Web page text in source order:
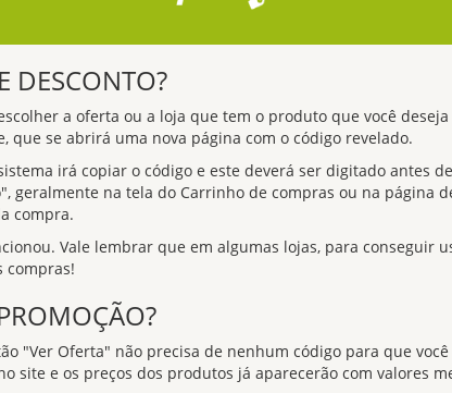
DESCONTO?
a oferta ou a loja que tem o produto que você
que se abrirá uma nova página com o código revelado.
irá copiar o código e este deverá ser digitado antes
geralmente na tela do Carrinho de compras ou na página
compra.
Vale lembrar que em algumas lojas, para conseguir
compras!
"Ver Oferta" não precisa de nenhum código para que
site e os preços dos produtos já aparecerão com valores